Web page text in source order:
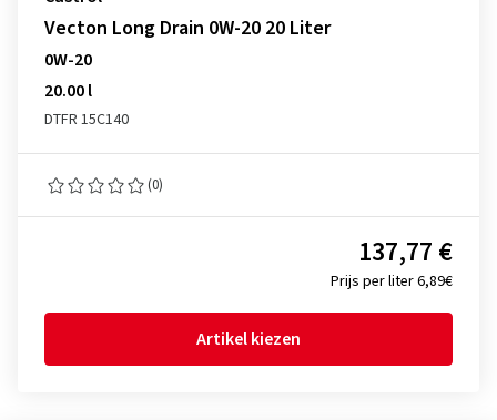
Vecton Long Drain 0W-20 20 Liter
0W-20
20.00 l
DTFR 15C140
(0)
Prijs per liter 6,89€
137,77 €
Artikel kiezen